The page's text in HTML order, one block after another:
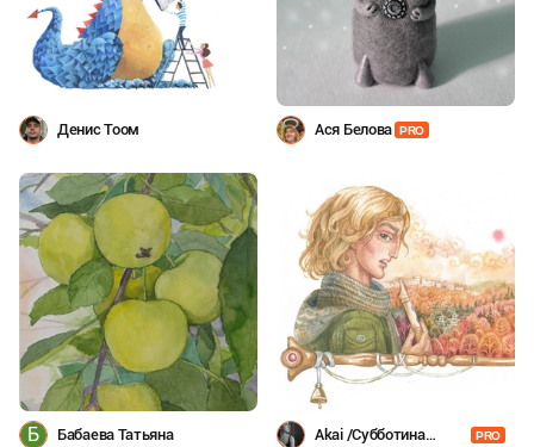
Денис Тоом Ася Белова PRO
Б Бабаева Татьяна
Akai /Субботина
PRO